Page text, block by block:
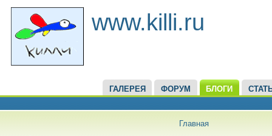
www.killi.ru
ГАЛЕРЕЯ ФОРУМ БЛОГИ
Главная